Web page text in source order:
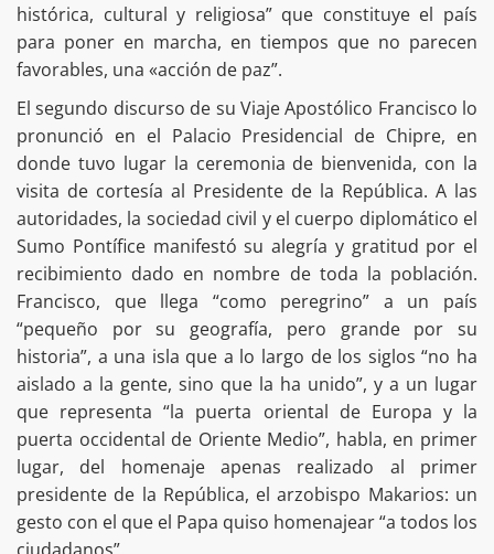
histórica, cultural y religiosa” que constituye el país
para poner en marcha, en tiempos que no parecen
favorables, una «acción de paz”.
El segundo discurso de su Viaje Apostólico Francisco lo
pronunció en el Palacio Presidencial de Chipre, en
donde tuvo lugar la ceremonia de bienvenida, con la
visita de cortesía al Presidente de la República. A las
autoridades, la sociedad civil y el cuerpo diplomático el
Sumo Pontífice manifestó su alegría y gratitud por el
recibimiento dado en nombre de toda la población.
Francisco, que llega “como peregrino” a un país
“pequeño por su geografía, pero grande por su
historia”, a una isla que a lo largo de los siglos “no ha
aislado a la gente, sino que la ha unido”, y a un lugar
que representa “la puerta oriental de Europa y la
puerta occidental de Oriente Medio”, habla, en primer
lugar, del homenaje apenas realizado al primer
presidente de la República, el arzobispo Makarios: un
gesto con el que el Papa quiso homenajear “a todos los